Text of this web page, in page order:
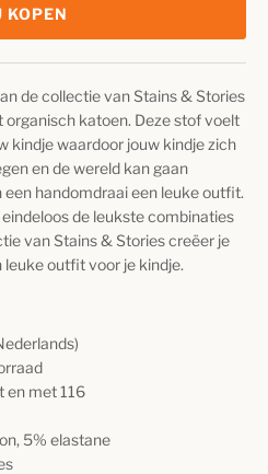
KOPEN
de collectie van Stains & Stories
katoen. Deze stof voelt
kindje waardoor jouw kindje zich
en de wereld kan gaan
handomdraai een leuke outfit.
de leukste combinaties
van Stains & Stories creëer je
leuke outfit voor je kindje.
en met 116
5% elastane